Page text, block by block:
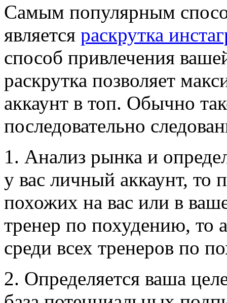
Самым популярным
является раскрутка
способ привлечения
раскрутка позволяет
аккаунт в топ. Обычно
последовательно
1. Анализ рынка и
у вас личный аккаунт, то
похожих на вас или в
тренер по похудению, то
среди всех тренеров по
2. Определяется ваша